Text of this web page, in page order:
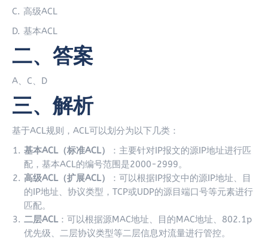
C. 高级ACL
D. 基本ACL
二、答案
A、C、D
三、解析
基于ACL规则，ACL可以划分为以下几类：
基本ACL（标准ACL）
：主要针对IP报文的源IP地址进行匹
配，基本ACL的编号范围是2000-2999。
高级ACL（扩展ACL）
：可以根据IP报文中的源IP地址、目
的IP地址、协议类型，TCP或UDP的源目端口号等元素进行
匹配。
二层ACL：可以根据源MAC地址、目的MAC地址、802.1p
优先级、二层协议类型等二层信息对流量进行管控。